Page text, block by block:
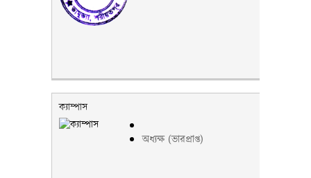
ক্যাম্পাস
অধ্যক্ষ (ভারপ্রাপ্ত)